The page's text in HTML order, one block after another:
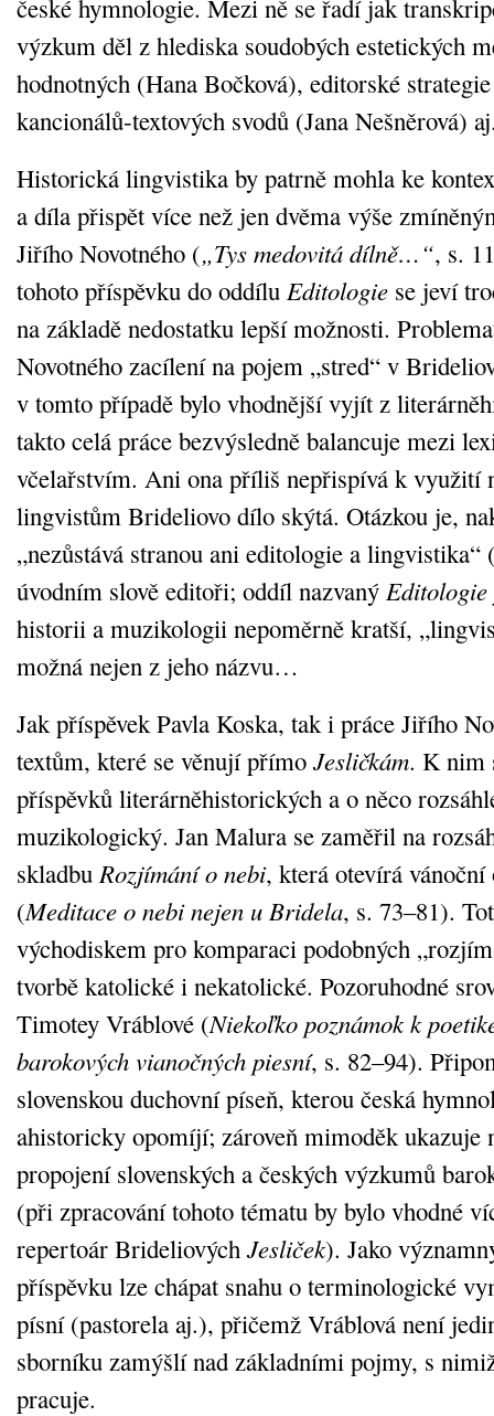
české hymnologie. Mezi ně se řadí jak
výzkum děl z hlediska soudobých estetických
hodnotných (Hana Bočková), editorské
kancionálů‑textových svodů (Jana Nešněrová)
Historická lingvistika by patrně mohla ke
a díla přispět více než jen dvěma výše
Jiřího Novotného („Tys medovitá dílně…“, s.
tohoto příspěvku do oddílu Editologie se jeví
na základě nedostatku lepší možnosti.
Novotného zacílení na pojem „stred“ v
v tomto případě bylo vhodnější vyjít z
takto celá práce bezvýsledně balancuje mezi
včelařstvím. Ani ona příliš nepřispívá k využití
lingvistům Brideliovo dílo skýtá. Otázkou je,
„nezůstává stranou ani editologie a
úvodním slově editoři; oddíl nazvaný Editologie
historii a muzikologii nepoměrně kratší,
možná nejen z jeho názvu…
Jak příspěvek Pavla Koska, tak i práce Jiřího
textům, které se věnují přímo Jesličkám. K nim
příspěvků literárněhistorických a o něco
muzikologický. Jan Malura se zaměřil na
skladbu Rozjímání o nebi, která otevírá
(Meditace o nebi nejen u Bridela, s. 73–81).
východiskem pro komparaci podobných
tvorbě katolické i nekatolické. Pozoruhodné
Timotey Vráblové (Niekoľko poznámok k
barokových vianočných piesní, s. 82–94).
slovenskou duchovní píseň, kterou česká
ahistoricky opomíjí; zároveň mimoděk ukazuje
propojení slovenských a českých výzkumů
(při zpracování tohoto tématu by bylo vhodné
repertoár Brideliových Jesliček). Jako
příspěvku lze chápat snahu o terminologické
písní (pastorela aj.), přičemž Vráblová není
sborníku zamýšlí nad základními pojmy, s
pracuje.